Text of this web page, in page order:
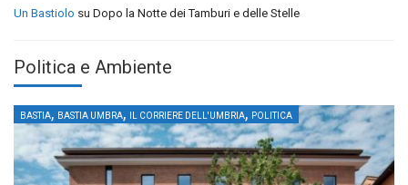
Un Bastiolo su Dopo la Notte dei Tamburi e delle Stelle
Politica e Ambiente
BASTIA, BASTIA UMBRA, IL CORRIERE DELL'UMBRIA, POLITICA